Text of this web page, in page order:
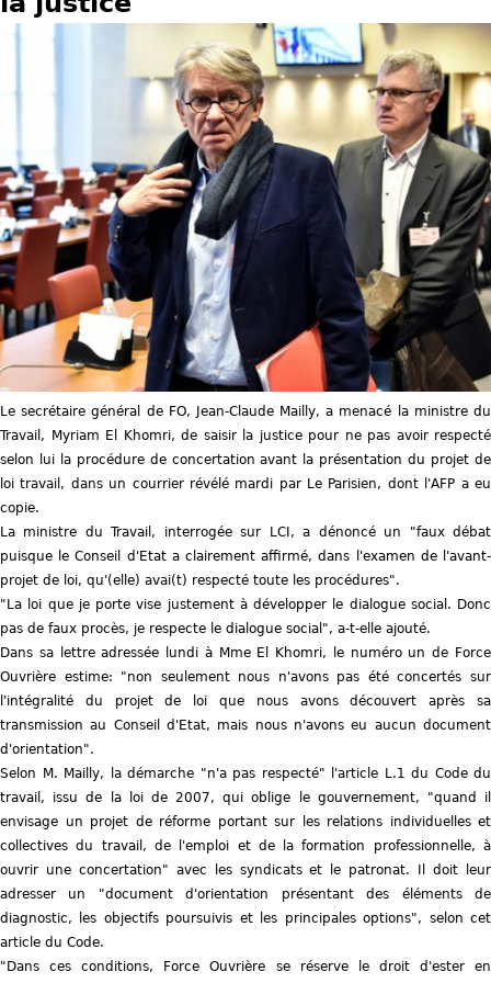
e
s
i
c
i
Le secrétaire général de FO, Jean-Claude Mailly, a menacé la ministre du
Travail, Myriam El Khomri, de saisir la justice pour ne pas avoir respecté
selon lui la procédure de concertation avant la présentation du projet de
loi travail, dans un courrier révélé mardi par Le Parisien, dont l'AFP a eu
copie.
La ministre du Travail, interrogée sur LCI, a dénoncé un "faux débat
puisque le Conseil d'Etat a clairement affirmé, dans l'examen de l'avant-
projet de loi, qu'(elle) avai(t) respecté toute les procédures".
"La loi que je porte vise justement à développer le dialogue social. Donc
pas de faux procès, je respecte le dialogue social", a-t-elle ajouté.
Dans sa lettre adressée lundi à Mme El Khomri, le numéro un de Force
Ouvrière estime: "non seulement nous n'avons pas été concertés sur
l'intégralité du projet de loi que nous avons découvert après sa
transmission au Conseil d'Etat, mais nous n'avons eu aucun document
d'orientation".
Selon M. Mailly, la démarche "n'a pas respecté" l'article L.1 du Code du
travail, issu de la loi de 2007, qui oblige le gouvernement, "quand il
envisage un projet de réforme portant sur les relations individuelles et
collectives du travail, de l'emploi et de la formation professionnelle, à
ouvrir une concertation" avec les syndicats et le patronat. Il doit leur
adresser un "document d'orientation présentant des éléments de
diagnostic, les objectifs poursuivis et les principales options", selon cet
article du Code.
"Dans ces conditions, Force Ouvrière se réserve le droit d'ester en